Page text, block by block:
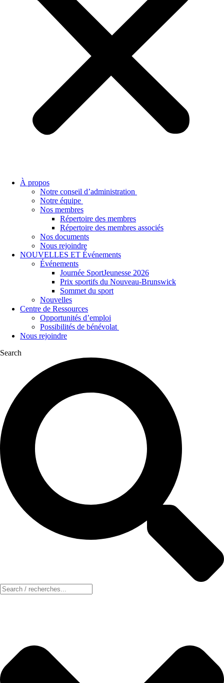
À propos
Notre conseil d’administration
Notre équipe
Nos membres
Répertoire des membres
Répertoire des membres associés
Nos documents
Nous rejoindre
NOUVELLES ET Événements
Événements
Journée SportJeunesse 2026
Prix sportifs du Nouveau-Brunswick
Sommet du sport
Nouvelles
Centre de Ressources
Opportunités d’emploi
Possibilités de bénévolat
Nous rejoindre
Search